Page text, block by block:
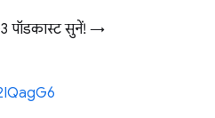
पॉडकास्ट सुनें! →